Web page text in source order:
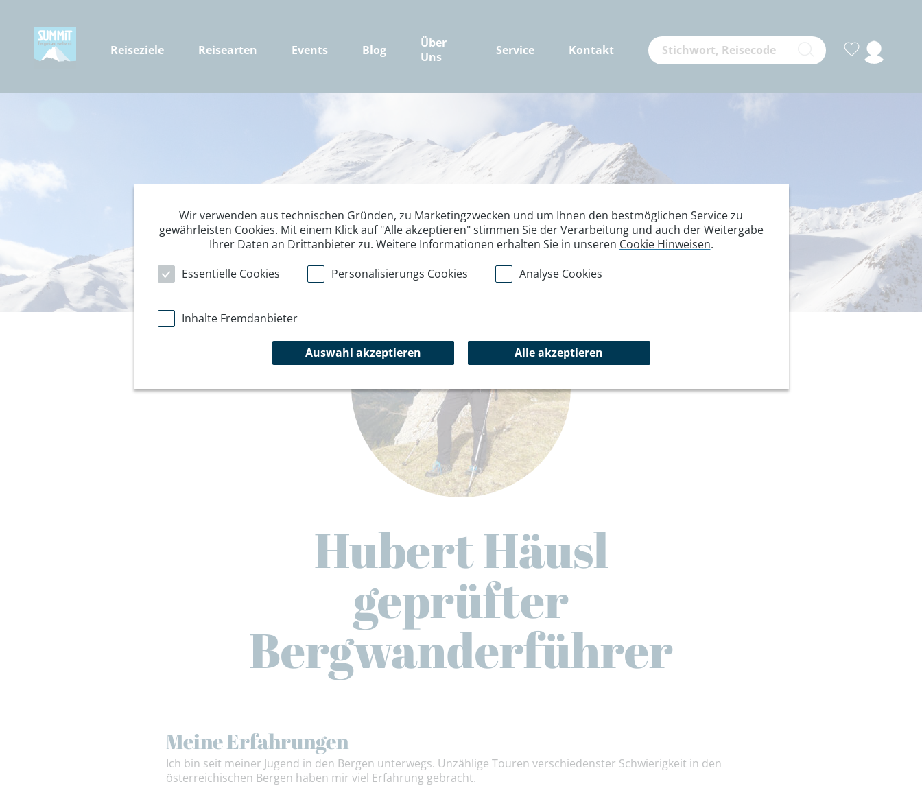
Reiseziele Reisearten Events Blog
Über
Uns
Service Kontakt
Hubert Häusl
geprüfter
Bergwanderführer
Meine Erfahrungen
Ich bin seit meiner Jugend in den Bergen unterwegs. Unzählige Touren verschiedenster Schwierigkeit in den
österreichischen Bergen haben mir viel Erfahrung gebracht.
Wir verwenden aus technischen Gründen, zu Marketingzwecken und um Ihnen den bestmöglichen Service zu
gewährleisten Cookies. Mit einem Klick auf "Alle akzeptieren" stimmen Sie der Verarbeitung und auch der Weitergabe
Ihrer Daten an Drittanbieter zu. Weitere Informationen erhalten Sie in unseren Cookie Hinweisen.
Essentielle Cookies
Personalisierungs Cookies Analyse Cookies
Inhalte Fremdanbieter
Auswahl akzeptieren Alle akzeptieren